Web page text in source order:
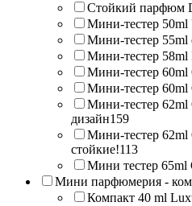
Стойкий парфюм
Мини-тестер
Мини-тестер 55ml
Мини-тестер 58ml
Мини-тестер
Мини-тестер
Мини-тестер
дизайн159
Мини-тестер
стойкие!113
Мини тестер
Мини парфюмерия -
Компакт 40 ml